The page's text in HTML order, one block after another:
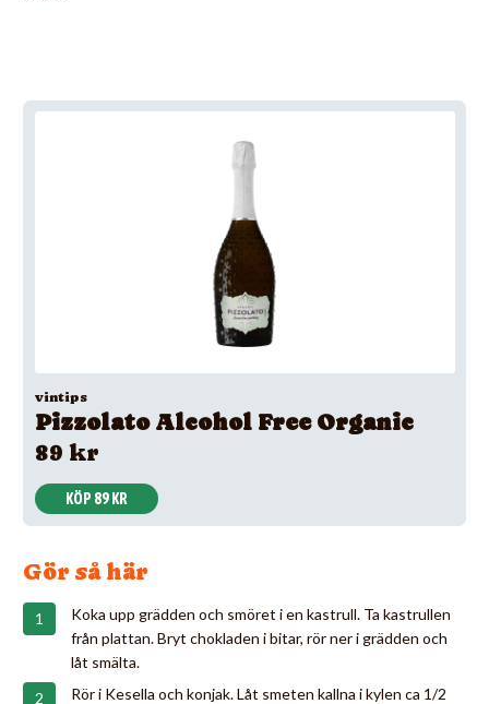
vintips
Pizzolato Alcohol Free Organic
89 kr
KÖP 89 KR
Gör så här
Koka upp grädden och smöret i en kastrull. Ta kastrullen
från plattan. Bryt chokladen i bitar, rör ner i grädden och
låt smälta.
Rör i Kesella och konjak. Låt smeten kallna i kylen ca 1/2